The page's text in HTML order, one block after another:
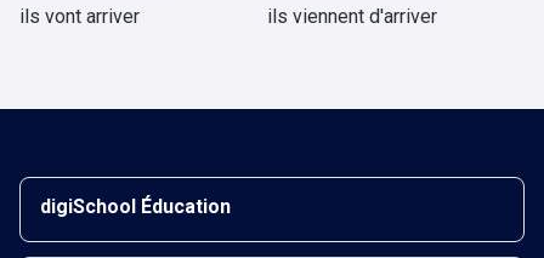
ils vont arriver
ils viennent d'arriver
digiSchool Éducation